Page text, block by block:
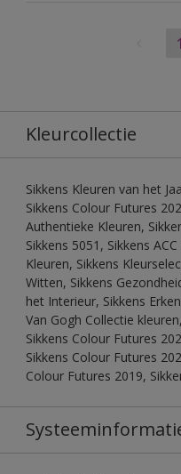
1
Kleurcollectie
Sikkens Kleuren van het
Sikkens Colour Futures
Authentieke Kleuren,
Sikkens 5051, Sikkens
Kleuren, Sikkens
Witten, Sikkens
het Interieur, Sikkens
Van Gogh Collectie
Sikkens Colour Futures
Sikkens Colour Futures
Colour Futures 2019,